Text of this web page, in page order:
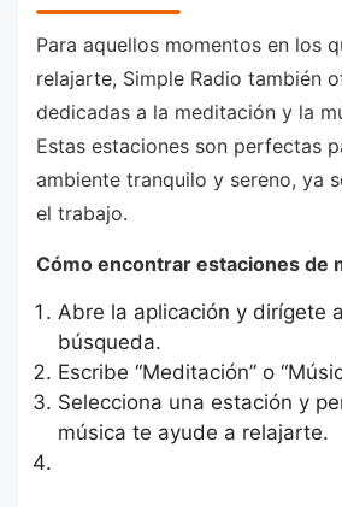
Para aquellos momentos en los
relajarte, Simple Radio también
dedicadas a la meditación y la
Estas estaciones son perfectas
ambiente tranquilo y sereno, ya
el trabajo.
Cómo encontrar estaciones de
Abre la aplicación y dirígete
búsqueda.
Escribe “Meditación” o
Selecciona una estación y
música te ayude a relajarte.